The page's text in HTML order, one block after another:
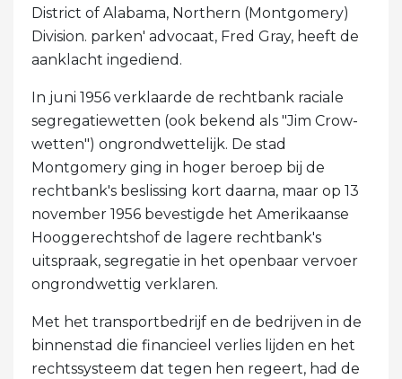
District of Alabama, Northern (Montgomery)
Division. parken' advocaat, Fred Gray, heeft de
aanklacht ingediend.
In juni 1956 verklaarde de rechtbank raciale
segregatiewetten (ook bekend als "Jim Crow-
wetten") ongrondwettelijk. De stad
Montgomery ging in hoger beroep bij de
rechtbank's beslissing kort daarna, maar op 13
november 1956 bevestigde het Amerikaanse
Hooggerechtshof de lagere rechtbank's
uitspraak, segregatie in het openbaar vervoer
ongrondwettig verklaren.
Met het transportbedrijf en de bedrijven in de
binnenstad die financieel verlies lijden en het
rechtssysteem dat tegen hen regeert, had de